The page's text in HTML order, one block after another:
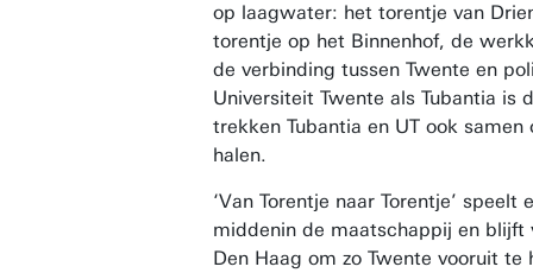
op laagwater: het torentje van
torentje op het Binnenhof, de
de verbinding tussen Twente en
Universiteit Twente als Tubantia is
trekken Tubantia en UT ook
halen.
‘Van Torentje naar Torentje’
middenin de maatschappij en
Den Haag om zo Twente vooruit